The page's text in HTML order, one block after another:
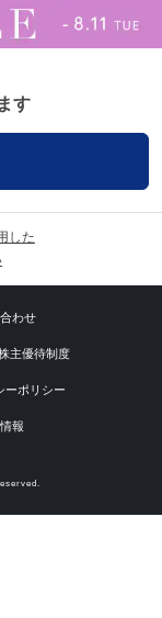
す
した
わせ
主優待制度
ーポリシー
報